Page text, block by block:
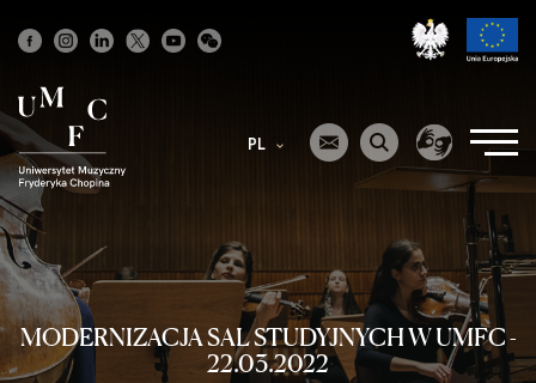
Strona
główna
PL
MODERNIZACJA SAL STUDYJNYCH W UMFC -
22.03.2022